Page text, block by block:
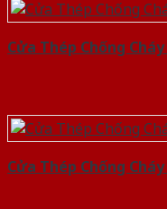
Cửa Thép Chống
Cửa Thép Chống